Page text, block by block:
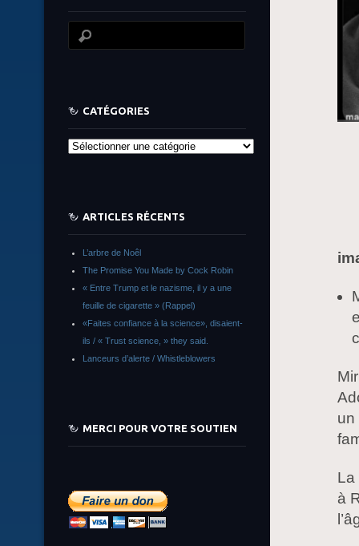
un
La
à
CATÉGORIES
Catégories
ARTICLES RÉCENTS
L’arbre de Noêl
The Promise You Made by Cock Robin
« Entre Trump et le nazisme, il y a une
feuille de cigarette » (Rappel)
«Faites confiance à la science», disaient-
ils / « Trust science, » they said.
Lanceurs d’alerte / Whistleblowers
MERCI POUR VOTRE SOUTIEN